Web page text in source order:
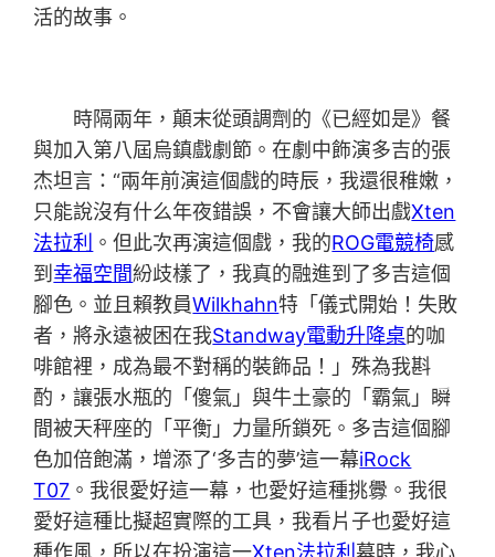
活的故事。
時隔兩年，顛末從頭調劑的《已經如是》餐
與加入第八屆烏鎮戲劇節。在劇中飾演多吉的張
杰坦言：“兩年前演這個戲的時辰，我還很稚嫩，
只能說沒有什么年夜錯誤，不會讓大師出戲Xten
法拉利 。但此次再演這個戲，我的ROG電競椅感
到幸福空間紛歧樣了，我真的融進到了多吉這個
腳色。並且賴教員Wilkhahn特「儀式開始！失敗
者，將永遠被困在我Standway電動升降桌的咖
啡館裡，成為最不對稱的裝飾品！」殊為我斟
酌，讓張水瓶的「傻氣」與牛土豪的「霸氣」瞬
間被天秤座的「平衡」力量所鎖死。多吉這個腳
色加倍飽滿，增添了‘多吉的夢’這一幕iRock
T07 。我很愛好這一幕，也愛好這種挑釁。我很
愛好這種比擬超實際的工具，我看片子也愛好這